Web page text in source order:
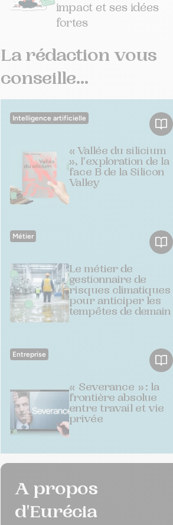
impact et ses idées
fortes
La rédaction vous
conseille...
Intelligence artificielle
« Vallée du silicium
», l'exploration de la
face B de la Silicon
Valley
Métier
Le métier de
gestionnaire de
risques climatiques
pour anticiper les
tempêtes de demain
Entreprise
« Severance » : la
frontière absolue
entre travail et vie
privée
A propos
d'Eurécia